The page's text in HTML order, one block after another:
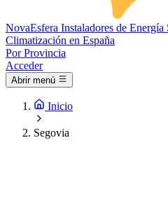
NovaEsfera Instaladores de
Climatización en España
Por Provincia
Acceder
Abrir menú
Inicio
Segovia